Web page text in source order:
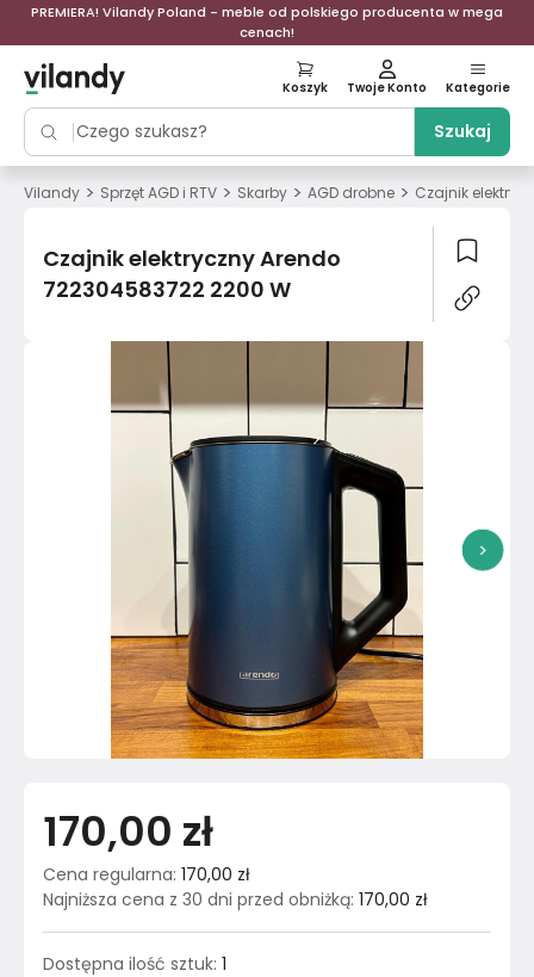
PREMIERA! Vilandy Poland - meble od polskiego producenta w mega
cenach!
Szukaj
Koszyk Twoje Konto Kategorie
Vilandy > Sprzęt AGD i RTV > Skarby > AGD drobne > Czajnik
Czajnik elektryczny Arendo
722304583722 2200 W
>
170,00 zł
Cena regularna: 170,00 zł
Najniższa cena z 30 dni przed obniżką: 170,00 zł
Dostępna ilość sztuk: 1